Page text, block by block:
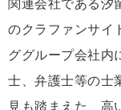
関連会社である汐
のクラファンサイ
ググループ会社内
士、弁護士等の士
見も踏まえた、高